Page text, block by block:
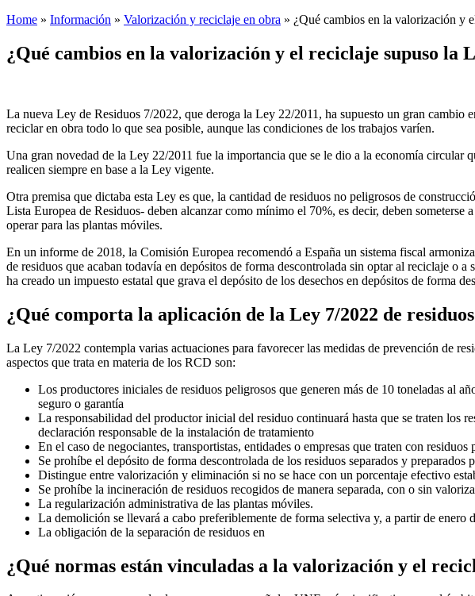
Home » Información » Valorización y reciclaje en obra » ¿Qué cambios en la valorización y
¿Qué cambios en la valorización y el reciclaje supuso la
La nueva Ley de Residuos 7/2022, que deroga la Ley 22/2011, ha supuesto un gran
reciclar en obra todo lo que sea posible, aunque las condiciones de los trabajos varíen.
Una gran novedad de la Ley 22/2011 fue la importancia que se le dio a la economía circular
realicen siempre en base a la Ley vigente.
Otra premisa que dictaba esta Ley es que, la cantidad de residuos no peligrosos de
Lista Europea de Residuos- deben alcanzar como mínimo el 70%, es decir, deben
operar para las plantas móviles.
En un informe de 2018, la Comisión Europea recomendó a España un sistema fiscal
de residuos que acaban todavía en depósitos de forma descontrolada sin optar al reciclaje o
ha creado un impuesto estatal que grava el depósito de los desechos en depósitos de forma
¿Qué comporta la aplicación de la Ley 7/2022 de
La Ley 7/2022 contempla varias actuaciones para favorecer las medidas de prevención de
aspectos que trata en materia de los RCD son:
Los productores iniciales de residuos peligrosos que generen más de 10 toneladas al
seguro o garantía
La responsabilidad del productor inicial del residuo continuará hasta que se traten los
declaración responsable de la instalación de tratamiento
En el caso de negociantes, transportistas, entidades o empresas que traten con
Se prohíbe el depósito de forma descontrolada de los residuos separados y preparados
Distingue entre valorización y eliminación si no se hace con un porcentaje efectivo
Se prohíbe la incineración de residuos recogidos de manera separada, con o sin
La regularización administrativa de las plantas móviles.
La demolición se llevará a cabo preferiblemente de forma selectiva y, a partir de enero
La obligación de la separación de residuos en
¿Qué normas están vinculadas a la valorización y el